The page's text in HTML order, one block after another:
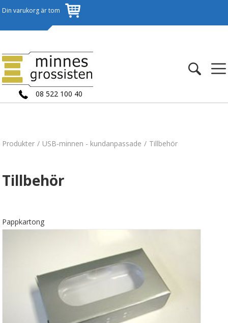
08 522 100 40
Din varukorg är tom
Produkter USB-minnen - kundanpassade Tillbehör
Tillbehör
Pappkartong